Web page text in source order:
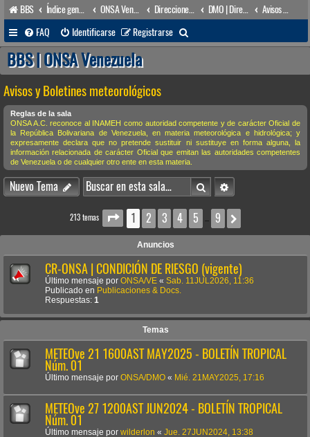
BBS Índice general ONSA Venezuela (acceso público) Direcciones Administrativas DMO | Dirección de Meteorología & Oceanografía
FAQ
Identificarse Registrarse
u
a
r
BBS | ONSA Venezuela
Avisos y Boletines meteorológicos
Reglas de la sala
ONSA A.C. reconoce al INAMEH como autoridad competente y de carácter Oficial de
la República Bolivariana de Venezuela, en materia meteorológica e hidrológica; y
expresamente declara que no pretende sustituir ni sustituye en forma alguna, la
información relacionada de carácter Oficial que emitan las autoridades competentes
de Venezuela o de cualquier otro ente en esta materia.
Nuevo Tema BuscarBúsqueda avanzada
213 temas Página1 de
1 2 3 4 5 … 9
Anuncios
CR-ONSA | CONDICIÓN DE RIESGO (vigente)
Último mensaje por ONSA/VE « Sab. 11JUL2026, 11:36
Publicado en Publicaciones & Docs.
Respuestas: 1
Temas
METEOve 21 1600AST MAY2025 - BOLETÍN TROPICAL
Núm. 01
Último mensaje por ONSA/DMO « Mié. 21MAY2025, 17:16
METEOve 27 1200AST JUN2024 - BOLETÍN TROPICAL
Núm. 01
Último mensaje por wilderlon « Jue. 27JUN2024, 13:38